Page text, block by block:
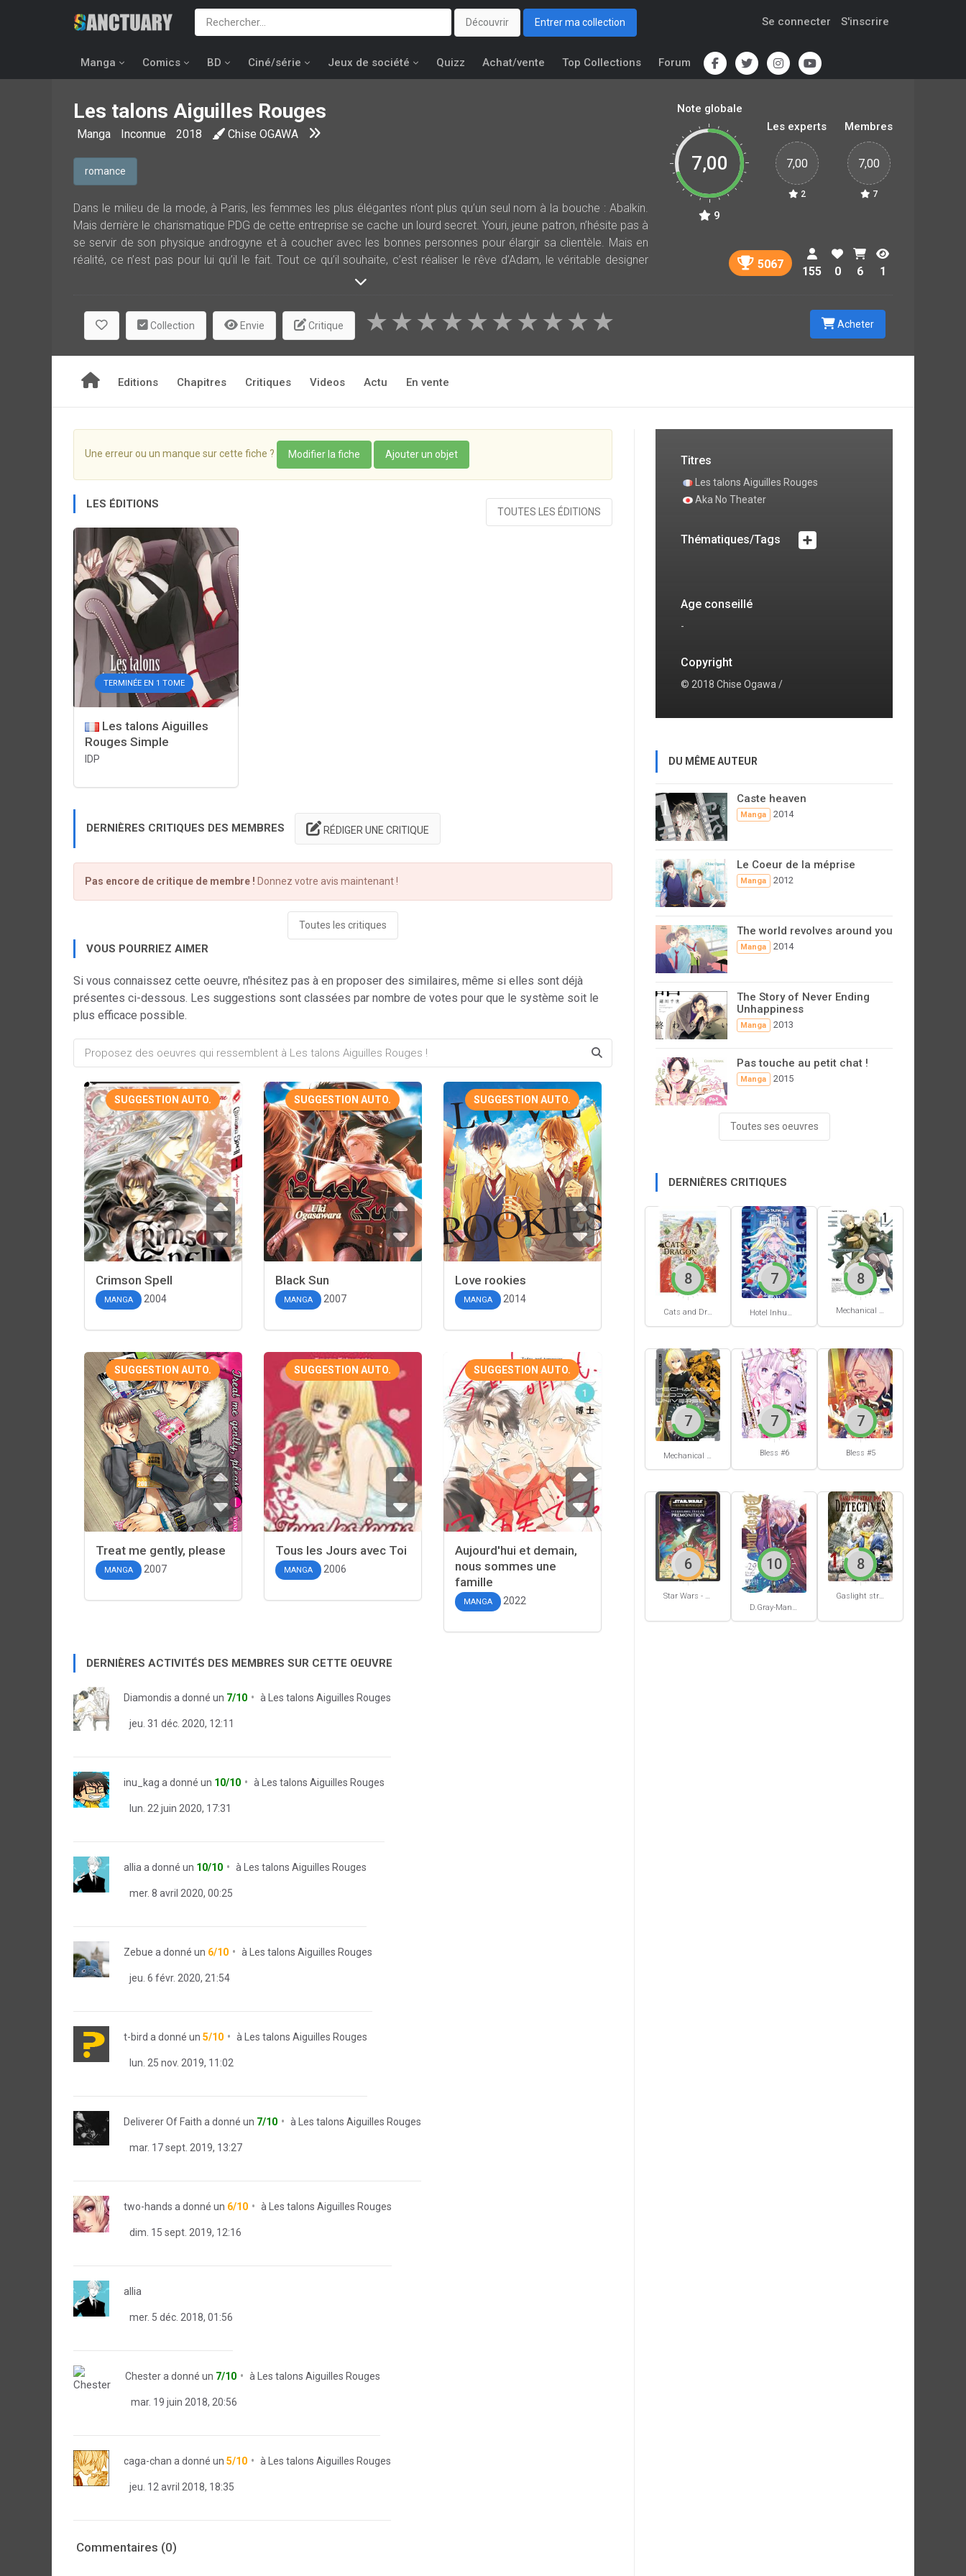
Découvrir Entrer ma collection Se connecter S'inscrire
Manga Comics BD Ciné/série Jeux de société Quizz Achat/vente Top Collections Forum
Les talons Aiguilles Rouges
Manga Inconnue 2018 Chise OGAWA
romance
Dans le milieu de la mode, à Paris, les femmes les plus élégantes n’ont plus qu’un seul nom à la bouche : Abalkin.
Mais derrière le charismatique PDG de cette entreprise se cache un lourd secret. Youri, jeune patron, n’hésite pas à
se servir de son physique androgyne et à coucher avec les bonnes personnes pour élargir sa clientèle. Mais en
réalité, ce n’est pas pour lui qu’il le fait. Tout ce qu’il souhaite, c’est réaliser le rêve d’Adam, le véritable designer
d’Abalkin, qui travaille dans l’ombre depuis des années. Youri a parfaitement conscience d’être manipulé, mais il
Note globale
7,00
9
Les experts
7,00
2
Membres
7,00
7
5067
155 0 6 1
Collection Envie Critique ★
★
★
★
★
★
★
★
★
★ Acheter
Editions Chapitres Critiques Videos Actu En vente
Une erreur ou un manque sur cette fiche ? Modifier la fiche Ajouter un objet
LES ÉDITIONS
TOUTES LES ÉDITIONS
TERMINÉE EN 1 TOME
Les talons Aiguilles
Rouges Simple
IDP
DERNIÈRES CRITIQUES DES MEMBRES RÉDIGER UNE CRITIQUE
Pas encore de critique de membre ! Donnez votre avis maintenant !
Toutes les critiques
VOUS POURRIEZ AIMER
Si vous connaissez cette oeuvre, n'hésitez pas à en proposer des similaires, même si elles sont déjà
présentes ci-dessous. Les suggestions sont classées par nombre de votes pour que le système soit le
plus efficace possible.
SUGGESTION AUTO.
Crimson Spell
MANGA 2004
SUGGESTION AUTO.
Black Sun
MANGA 2007
SUGGESTION AUTO.
Love rookies
MANGA 2014
SUGGESTION AUTO.
Treat me gently, please
MANGA 2007
SUGGESTION AUTO.
Tous les Jours avec Toi
MANGA 2006
SUGGESTION AUTO.
Aujourd'hui et demain,
nous sommes une
famille
MANGA 2022
DERNIÈRES ACTIVITÉS DES MEMBRES SUR CETTE OEUVRE
Diamondis a donné un 7/10 à Les talons Aiguilles Rouges
jeu. 31 déc. 2020, 12:11
inu_kag a donné un 10/10 à Les talons Aiguilles Rouges
lun. 22 juin 2020, 17:31
allia a donné un 10/10 à Les talons Aiguilles Rouges
mer. 8 avril 2020, 00:25
Zebue a donné un 6/10 à Les talons Aiguilles Rouges
jeu. 6 févr. 2020, 21:54
t-bird a donné un 5/10 à Les talons Aiguilles Rouges
lun. 25 nov. 2019, 11:02
Deliverer Of Faith a donné un 7/10 à Les talons Aiguilles Rouges
mar. 17 sept. 2019, 13:27
two-hands a donné un 6/10 à Les talons Aiguilles Rouges
dim. 15 sept. 2019, 12:16
allia
mer. 5 déc. 2018, 01:56
Chestera donné un 7/10 à Les talons Aiguilles Rouges
mar. 19 juin 2018, 20:56
caga-chan a donné un 5/10 à Les talons Aiguilles Rouges
jeu. 12 avril 2018, 18:35
Commentaires (0)
Titres
Les talons Aiguilles Rouges
Aka No Theater
Thématiques/Tags
Age conseillé
-
Copyright
© 2018 Chise Ogawa /
DU MÊME AUTEUR
Caste heaven
Manga 2014
Le Coeur de la méprise
Manga 2012
The world revolves around you
Manga 2014
The Story of Never Ending
Unhappiness
Manga 2013
Pas touche au petit chat !
Manga 2015
Toutes ses oeuvres
DERNIÈRES CRITIQUES
Cats and Dragon #3
8
Hotel Inhumans #1
7
Mechanical Buddy Universe #1
8
Mechanical Buddy Universe #0
7
Bless #6
7
Bless #5
7
6
D.Gray-Man #29
10 8